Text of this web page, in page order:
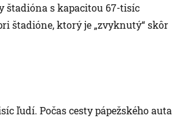
štadióna s kapacitou 67-tisíc
štadióne, ktorý je „zvyknutý“ skôr
ľudí. Počas cesty pápežského auta